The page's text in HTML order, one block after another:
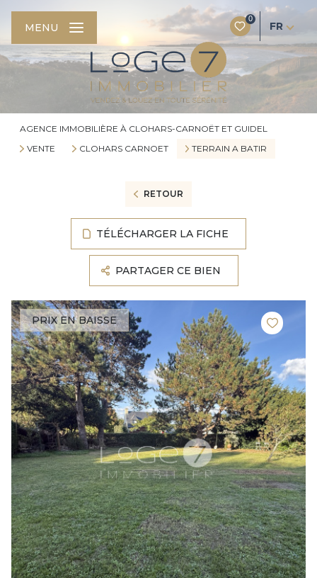
0
FR
MENU
AGENCE IMMOBILIÈRE À CLOHARS-CARNOËT ET GUIDEL
VENTE
CLOHARS CARNOET TERRAIN A BATIR
RETOUR
TÉLÉCHARGER LA FICHE
PARTAGER CE BIEN
PRIX EN BAISSE